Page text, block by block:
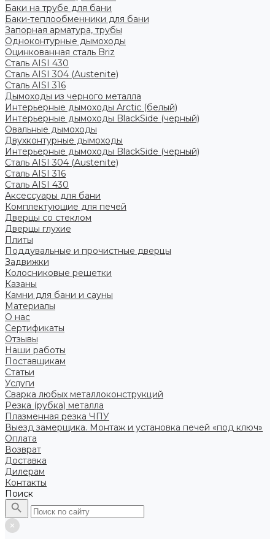
Баки на трубе для бани
Баки-теплообменники для бани
Запорная арматура, трубы
Одноконтурные дымоходы
Оцинкованная сталь Briz
Сталь AISI 430
Сталь AISI 304 (Austenite)
Сталь AISI 316
Дымоходы из черного металла
Интерьерные дымоходы Arctic (белый)
Интерьерные дымоходы BlackSide (черный)
Овальные дымоходы
Двухконтурные дымоходы
Интерьерные дымоходы BlackSide (черный)
Сталь AISI 304 (Austenite)
Сталь AISI 316
Сталь AISI 430
Аксессуары для бани
Комплектующие для печей
Дверцы со стеклом
Дверцы глухие
Плиты
Поддувальные и прочистные дверцы
Задвижки
Колосниковые решетки
Казаны
Камни для бани и сауны
Материалы
О нас
Сертификаты
Отзывы
Наши работы
Поставщикам
Статьи
Услуги
Сварка любых металлоконструкций
Резка (рубка) металла
Плазменная резка ЧПУ
Выезд замерщика. Монтаж и установка печей «под ключ»
Оплата
Возврат
Доставка
Дилерам
Контакты
Поиск